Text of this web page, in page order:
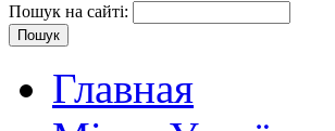
Пошук на сайті:
Главная